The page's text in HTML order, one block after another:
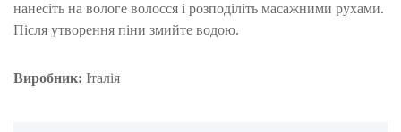
нанесіть на вологе волосся і розподіліть масажними рухами.
Після утворення піни змийте водою.
Виробник: Італія